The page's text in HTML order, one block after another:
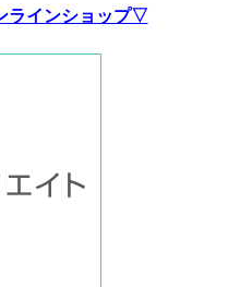
ラインショップ▽